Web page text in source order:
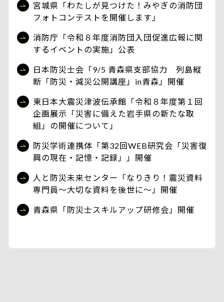
宮城県「わたしが見つけた！みやぎの消防団
フォトコンテストを開催します」
消防庁「令和８年度消防団入団促進広報に関
するイベントの実施」公表
日本防災士会「9/5 青森県支部協力 列島縦
断「防災・減災公開講座」in青森」開催
東日本大震災津波伝承館「令和８年度第１回
企画展示「災害に備えた岩手県の新たな取
組」の開催について」
防災学術連携体「第32回WEB研究会「災害復
興の現在・記憶・記録」」開催
人と防災未来センター「なりきり！震災資料
専門員～大切な資料を後世に～」開催
青森県「防災士スキルアップ研修会」開催